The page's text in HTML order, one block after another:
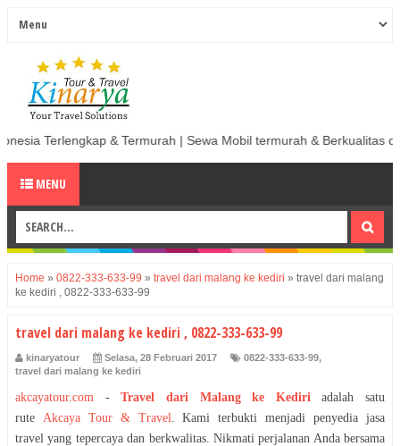
& Termurah | Sewa Mobil termurah & Berkualitas di Indonesia
MENU
Home » 0822-333-633-99 » travel dari malang ke kediri » travel dari malang
ke kediri , 0822-333-633-99
travel dari malang ke kediri , 0822-333-633-99
kinaryatour Selasa, 28 Februari 2017 0822-333-633-99,
travel dari malang ke kediri
akcayatour.com -Travel dari Malang ke Kediri adalah satu
rute Akcaya Tour & Travel . Kami terbukti menjadi penyedia jasa
travel yang tepercaya dan berkwalitas. Nikmati perjalanan Anda bersama